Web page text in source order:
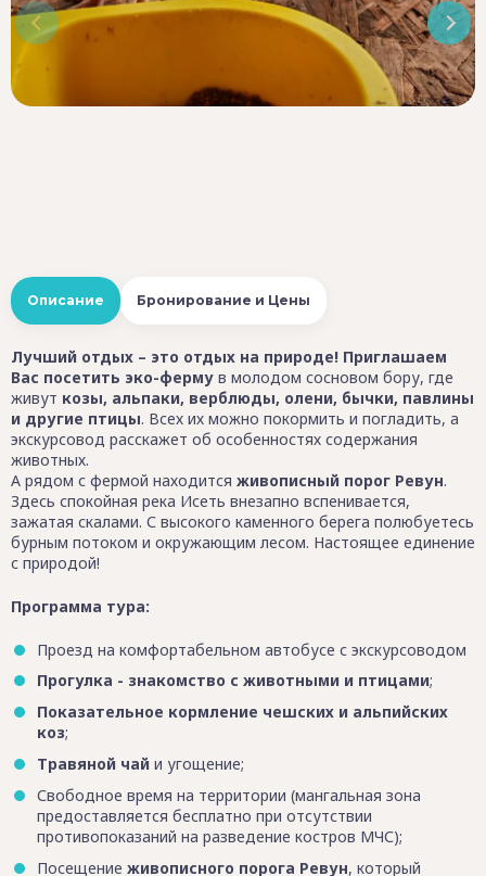
Описание Бронирование и Цены
Лучший отдых – это отдых на природе! Приглашаем
Вас посетить эко-ферму в молодом сосновом бору, где
живут козы, альпаки, верблюды, олени, бычки, павлины
и другие птицы. Всех их можно покормить и погладить, а
экскурсовод расскажет об особенностях содержания
животных.
А рядом с фермой находится живописный порог Ревун.
Здесь спокойная река Исеть внезапно вспенивается,
зажатая скалами. С высокого каменного берега полюбуетесь
бурным потоком и окружающим лесом. Настоящее единение
с природой!
Программа тура:
Проезд на комфортабельном автобусе с экскурсоводом
Прогулка - знакомство с животными и птицами;
Показательное кормление чешских и альпийских
коз;
Травяной чай и угощение;
Свободное время на территории (мангальная зона
предоставляется бесплатно при отсутствии
противопоказаний на разведение костров МЧС);
Посещение живописного порога Ревун, который